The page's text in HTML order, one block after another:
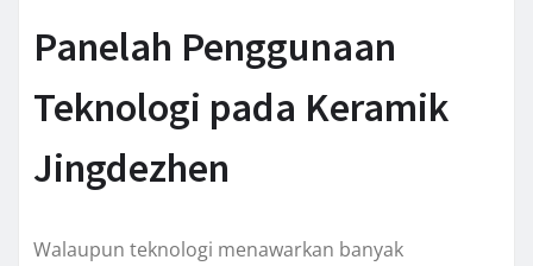
Panelah Penggunaan
Teknologi pada Keramik
Jingdezhen
Walaupun teknologi menawarkan banyak